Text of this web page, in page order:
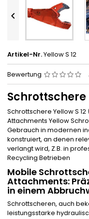

Artikel-Nr.Yellow S 12
Bewertung
Schrottschere
Schrottschere Yellow S 12
Attachments Yellow
Gebrauch in modernen
konstruiert, an denen
verlangt wird, Z.B. in
Recycling Betrieben
Mobile
Attachments:
in einem
Schrottscheren, auch
leistungsstarke